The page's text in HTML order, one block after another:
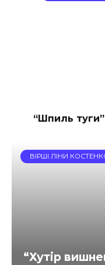
“Шпиль
ВІРШІ ЛІНИ
“Хутір